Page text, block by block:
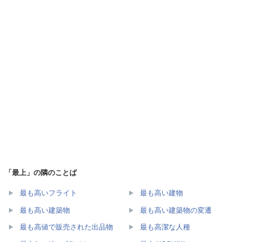
「最上」の隣のことば
最も高いフライト 最も高い建物
最も高い建築物 最も高い建築物の変遷
最も高値で販売された出品物 最も高潔な人種